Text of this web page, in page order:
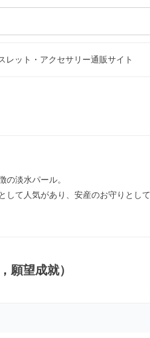
レット・アクセサリー通販サイト
の淡水パール。
して人気があり、安産のお守りとし
願望成就）